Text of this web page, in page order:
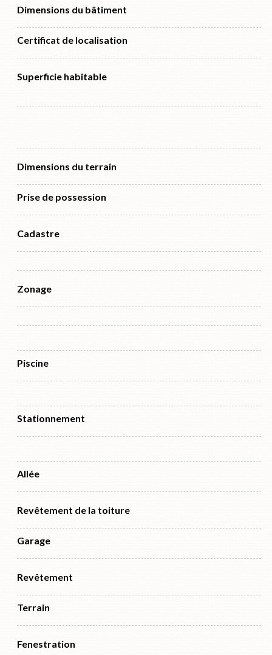
Dimensions du bâtiment
Certificat de localisation
Superficie habitable
Dimensions du terrain
Prise de possession
Cadastre
Zonage
Piscine
Stationnement
Allée
Revêtement de la toiture
Garage
Revêtement
Terrain
Fenestration